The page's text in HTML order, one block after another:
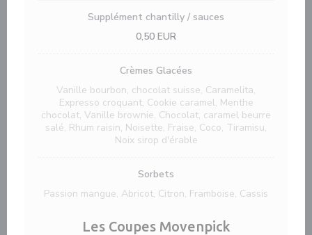
Supplément chantilly / sauces
0,50 EUR
Crèmes Glacées
Vanille bourbon, chocolat suisse, Caramelita,
Expresso croquant, Cookie caramel, Menthe
chocolat, Vanille brownie, Chocolat, caramel beurre
salé, Rhum raisin, Noisette, Fraise, Coco, Tiramisu,
Noix sirop d'érable
Sorbets
Passion mangue, Abricot, Citron, Framboise, Cassis
Les Coupes Movenpick